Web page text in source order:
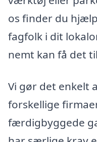
os finder du
fagfolk i dit
nemt kan få det
Vi gør det enkelt
forskellige
færdigbyggede